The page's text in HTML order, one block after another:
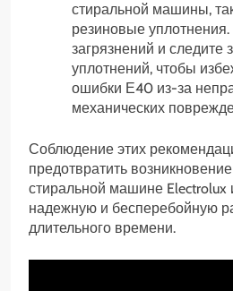
стиральной машины,
резиновые
загрязнений и следите
уплотнений, чтобы
ошибки Е40 из-за
механических
Соблюдение этих
предотвратить
стиральной машине Electrolux
надежную и бесперебойную
длительного времени.